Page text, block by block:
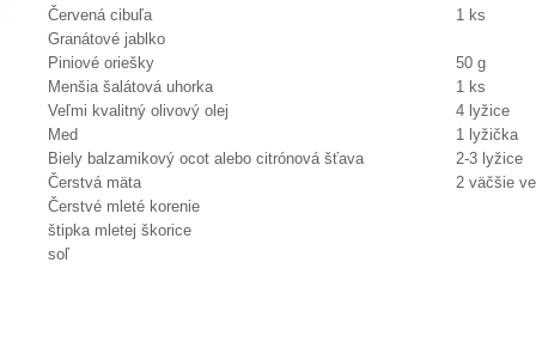
Červená cibuľa
1 ks
Granátové jablko
Piniové oriešky
50 g
Menšia šalátová uhorka
1 ks
Veľmi kvalitný olivový olej
4 lyžice
Med
1 lyžička
Biely balzamikový ocot alebo citrónová šťava
2-3 lyžice
Čerstvá mäta
2 väčšie
Čerstvé mleté korenie
štipka mletej škorice
soľ